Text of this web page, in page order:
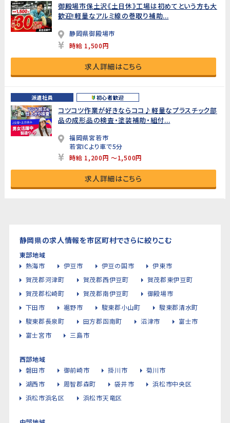
御殿場市保土沢《土日休》工場は初めてという方も大
歓迎!軽量なアルミ線の巻取り補助...
静岡県御殿場市
時給 1,500円
求人詳細はこちら
派遣社員 初心者歓迎
コツコツ作業が好きならココ♪軽量なプラスチック部
品の成形品の検査・塗装補助・組付...
福岡県宮若市
若宮ICより車で5分
時給 1,200円 ～1,500円
求人詳細はこちら
静岡県の求人情報を市区町村でさらに絞りこむ
東部地域
熱海市
伊豆市 伊豆の国市
伊東市
賀茂郡河津町
賀茂郡西伊豆町
賀茂郡東伊豆町
賀茂郡松崎町
賀茂郡南伊豆町
御殿場市
下田市
裾野市 駿東郡小山町
駿東郡清水町
駿東郡長泉町
田方郡函南町 沼津市
富士市
富士宮市
三島市
西部地域
磐田市
御前崎市 掛川市
菊川市
湖西市
周智郡森町 袋井市
浜松市中央区
浜松市浜名区
浜松市天竜区